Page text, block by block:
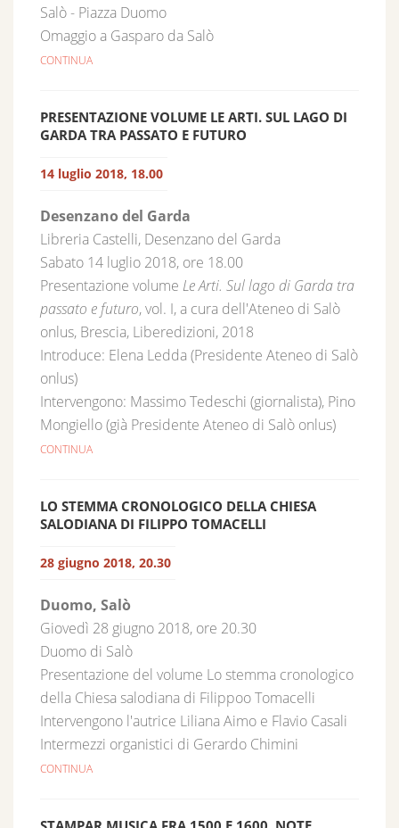
Salò - Piazza Duomo
Omaggio a Gasparo da Salò
CONTINUA
PRESENTAZIONE VOLUME LE ARTI. SUL LAGO DI
GARDA TRA PASSATO E FUTURO
14 luglio 2018, 18.00
Desenzano del Garda
Libreria Castelli, Desenzano del Garda
Sabato 14 luglio 2018, ore 18.00
Presentazione volume Le Arti. Sul lago di Garda tra
passato e futuro, vol. I, a cura dell'Ateneo di Salò
onlus, Brescia, Liberedizioni, 2018
Introduce: Elena Ledda (Presidente Ateneo di Salò
onlus)
Intervengono: Massimo Tedeschi (giornalista), Pino
Mongiello (già Presidente Ateneo di Salò onlus)
CONTINUA
LO STEMMA CRONOLOGICO DELLA CHIESA
SALODIANA DI FILIPPO TOMACELLI
28 giugno 2018, 20.30
Duomo, Salò
Giovedì 28 giugno 2018, ore 20.30
Duomo di Salò
Presentazione del volume Lo stemma cronologico
della Chiesa salodiana di Filippoo Tomacelli
Intervengono l'autrice Liliana Aimo e Flavio Casali
Intermezzi organistici di Gerardo Chimini
CONTINUA